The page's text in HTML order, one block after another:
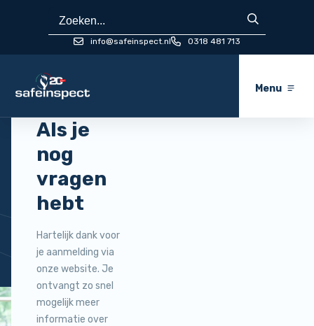
info@safeinspect.nl 0318 481 713
Menu
Bedankt
voor
inschrijving!
Als je
nog
vragen
hebt
Hartelijk dank voor
je aanmelding via
onze website. Je
ontvangt zo snel
mogelijk meer
informatie over